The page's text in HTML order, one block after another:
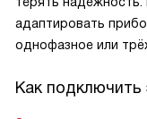
адаптировать
однофазное или
Как подключить